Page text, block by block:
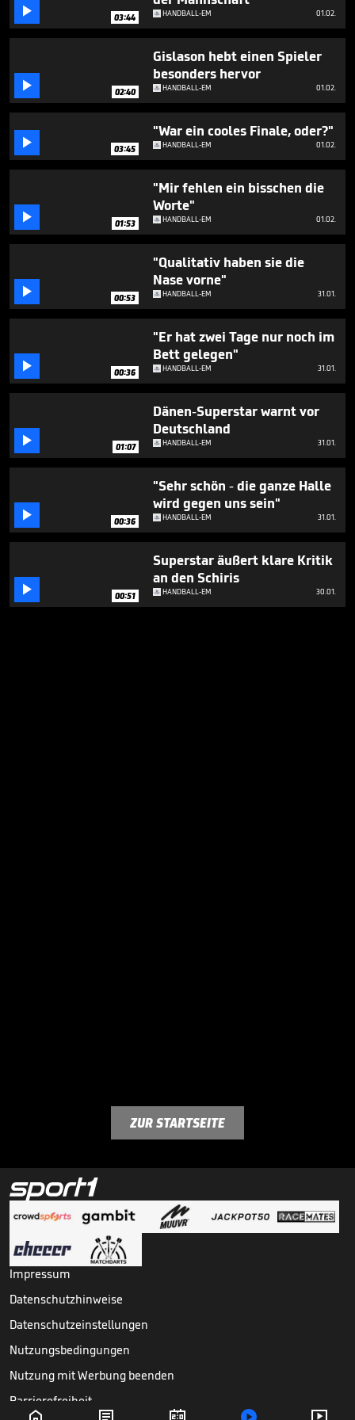
minute,
seconds
 03:44 HANDBALL-EM 01.02.
 02:40
Gislason hebt einen Spieler
besonders hervor
HANDBALL-EM 01.02.
 03:45
"War ein cooles Finale, oder?"
HANDBALL-EM 01.02.
 01:53
"Mir fehlen ein bisschen die
Worte"
HANDBALL-EM 01.02.
 00:53
"Qualitativ haben sie die
Nase vorne"
HANDBALL-EM 31.01.
 00:36
"Er hat zwei Tage nur noch im
Bett gelegen"
HANDBALL-EM 31.01.
 01:07
Dänen-Superstar warnt vor
Deutschland
HANDBALL-EM 31.01.
 00:36
"Sehr schön - die ganze Halle
wird gegen uns sein"
HANDBALL-EM 31.01.
 00:51
Superstar äußert klare Kritik
an den Schiris
HANDBALL-EM 30.01.
ZUR STARTSEITE
Impressum
Datenschutzhinweise
Datenschutzeinstellungen
Nutzungsbedingungen
Nutzung mit Werbung beenden
Barrierefreiheit